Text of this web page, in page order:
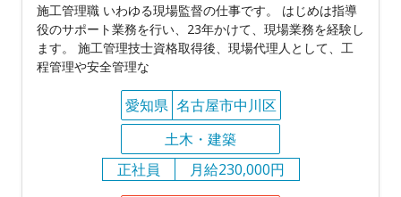
施工管理職 いわゆる現場監督の仕事です。 はじめは指導
役のサポート業務を行い、23年かけて、現場業務を経験し
ます。 施工管理技士資格取得後、現場代理人として、工
程管理や安全管理な
愛知県 名古屋市中川区
土木・建築
正社員
月給230,000円